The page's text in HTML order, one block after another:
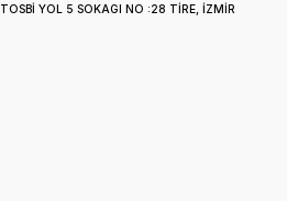
YOL 5 SOKAGI NO :28 TİRE, İZMİR